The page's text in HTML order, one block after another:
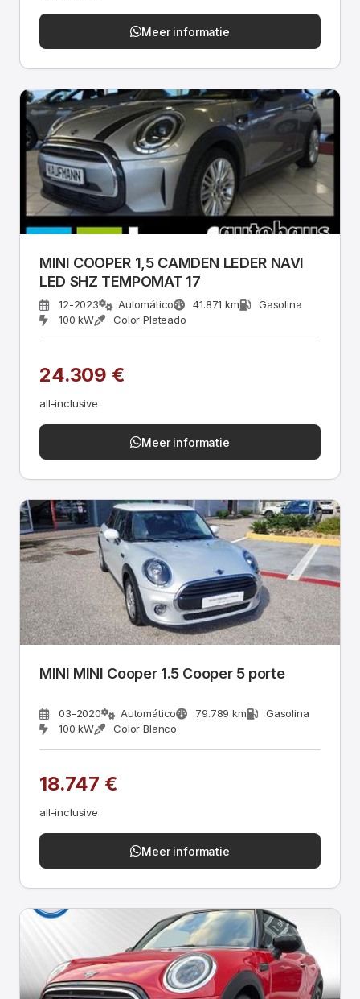
Meer informatie
MINI COOPER 1,5 CAMDEN LEDER NAVI
LED SHZ TEMPOMAT 17
12-2023 Automático 41.871 km
Gasolina
100 kW
Color Plateado
24.309 €
all-inclusive
Meer informatie
MINI MINI Cooper 1.5 Cooper 5 porte
03-2020 Automático 79.789 km
Gasolina
100 kW
Color Blanco
18.747 €
all-inclusive
Meer informatie